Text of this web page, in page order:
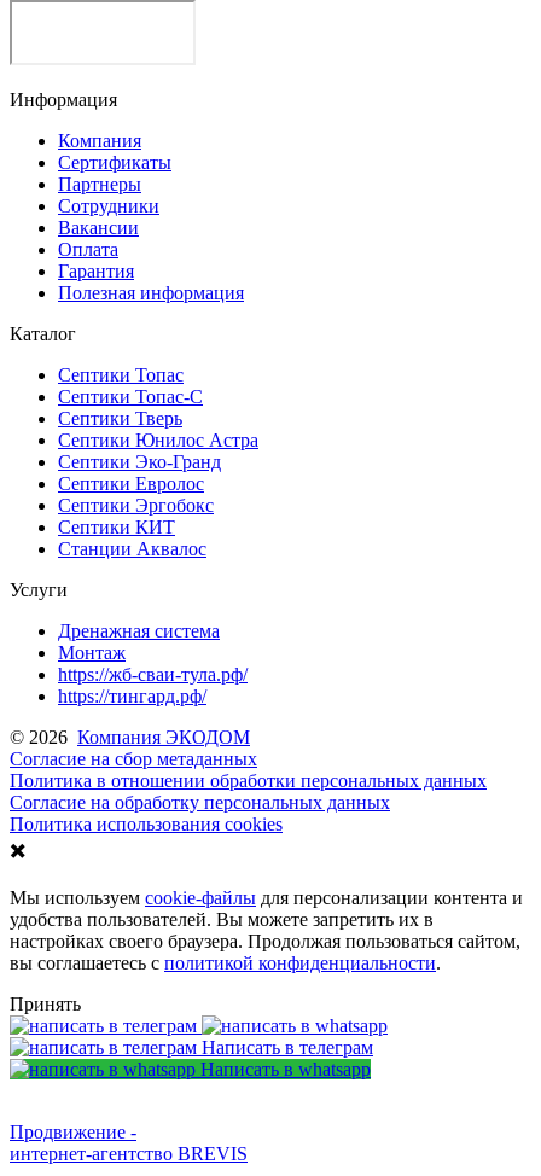
Информация
Компания
Сертификаты
Партнеры
Сотрудники
Вакансии
Оплата
Гарантия
Полезная информация
Каталог
Септики Топас
Септики Топас-С
Септики Тверь
Септики Юнилос Астра
Септики Эко-Гранд
Септики Евролос
Септики Эргобокс
Септики КИТ
Станции Аквалос
Услуги
Дренажная система
Монтаж
https://жб-сваи-тула.рф/
https://тингард.рф/
© 2026 Компания ЭКОДОМ
Согласие на сбор метаданных
Политика в отношении обработки персональных данных
Согласие на обработку персональных данных
Политика использования cookies
✖️
Мы используем cookie-файлы для персонализации контента и
удобства пользователей. Вы можете запретить их в
настройках своего браузера. Продолжая пользоваться сайтом,
вы соглашаетесь с политикой конфиденциальности.
Принять
Написать в телеграм
Написать в whatsapp
Продвижение -
интернет-агентство BREVIS